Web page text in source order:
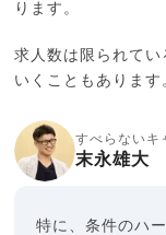
ります。
求人数は限られて
いくこともあります
すべらないキ
末永雄大
特に、条件のハ